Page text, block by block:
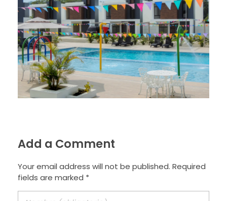
Add a Comment
Your email address will not be published. Required
fields are marked *